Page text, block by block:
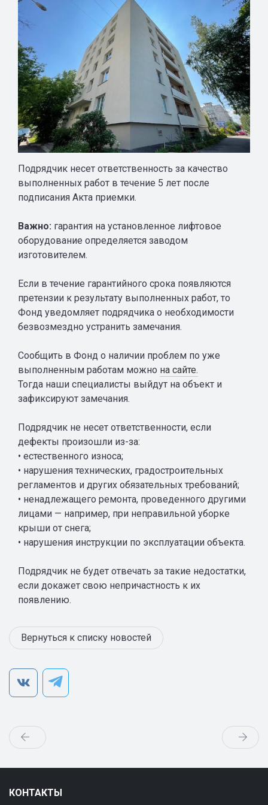
Подрядчик несет ответственность за качество
выполненных работ в течение 5 лет после
подписания Акта приемки.
Важно: гарантия на установленное лифтовое
оборудование определяется заводом
изготовителем.
Если в течение гарантийного срока появляются
претензии к результату выполненных работ, то
Фонд уведомляет подрядчика о необходимости
безвозмездно устранить замечания.
Сообщить в Фонд о наличии проблем по уже
выполненным работам можно на сайте.
Тогда наши специалисты выйдут на объект и
зафиксируют замечания.
Подрядчик не несет ответственности, если
дефекты произошли из-за:
• естественного износа;
• нарушения технических, градостроительных
регламентов и других обязательных требований;
• ненадлежащего ремонта, проведенного другими
лицами — например, при неправильной уборке
крыши от снега;
• нарушения инструкции по эксплуатации объекта.
Подрядчик не будет отвечать за такие недостатки,
если докажет свою непричастность к их
появлению.
Вернуться к списку новостей
КОНТАКТЫ